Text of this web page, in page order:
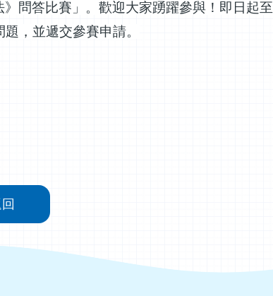
問答比賽」。歡迎大家踴躍參與！即日起至
題，並遞交參賽申請。